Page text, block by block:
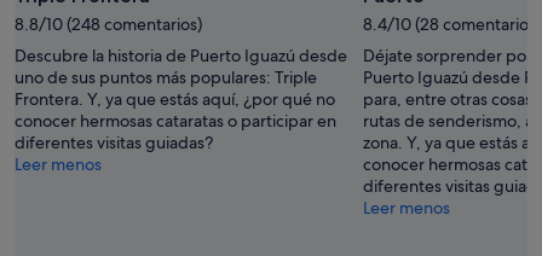
8.8/10 (248 comentarios)
Descubre la historia de Puerto Iguazú desde
uno de sus puntos más populares: Triple
Frontera. Y, ya que estás aquí, ¿por qué no
conocer hermosas cataratas o participar en
diferentes visitas guiadas?
Leer menos
8.4/10 (28 comentarios)
Déjate sorprender por
Puerto Iguazú desde
para, entre otras
rutas de senderismo,
zona. Y, ya que estás
conocer hermosas
diferentes visitas
Leer menos